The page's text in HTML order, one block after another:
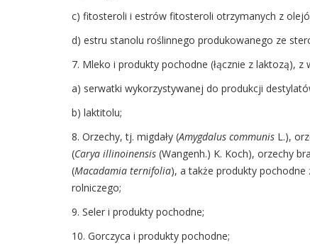
c) fitosteroli i estrów fitosteroli otrzymanych z
d) estru stanolu roślinnego produkowanego ze
7. Mleko i produkty pochodne (łącznie z laktozą), z
a) serwatki wykorzystywanej do produkcji
b) laktitolu;
8. Orzechy, tj. migdały (Amygdalus communis L.),
(Carya illinoinensis (Wangenh.) K. Koch), orzechy
(Macadamia ternifolia), a także produkty
rolniczego;
9. Seler i produkty pochodne;
10. Gorczyca i produkty pochodne;